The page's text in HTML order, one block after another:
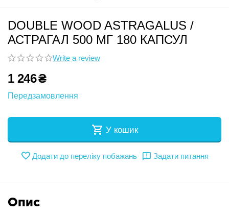
DOUBLE WOOD ASTRAGALUS /
АСТРАГАЛ 500 МГ 180 КАПСУЛ
Write a review
1 246₴
Передзамовлення
У кошик
Додати до переліку побажань Задати питання
Опис